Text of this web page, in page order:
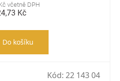
včetně DPH
Kč
Do košíku
Kód: 22 143 04